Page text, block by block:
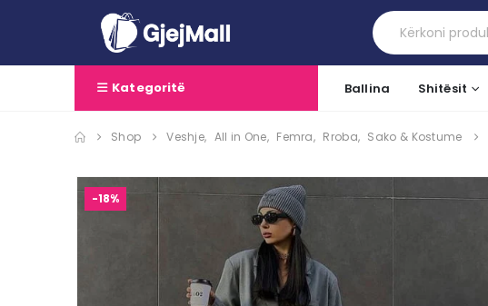
Kategoritë Ballina Shitësit
Shop Veshje, All in One, Femra, Rroba, Sako & Kostume
-18%